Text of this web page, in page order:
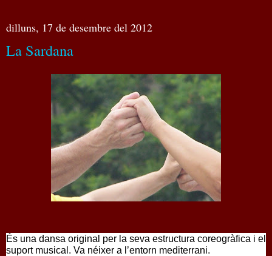
dilluns, 17 de desembre del 2012
La Sardana
És una dansa original per la seva estructura coreogràfica i el
suport musical. Va néixer a l’entorn mediterrani.